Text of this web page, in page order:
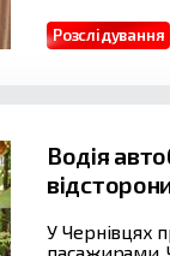
Розслідування
Водія
У Чернівцях
пасажирами.